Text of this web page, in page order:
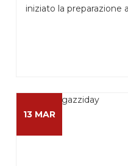
iniziato la preparazione
13 MAR